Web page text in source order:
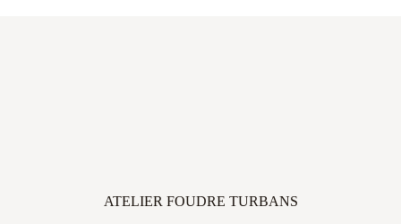
ATELIER FOUDRE TURBANS